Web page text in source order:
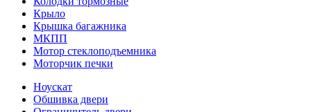
Крыло
Крышка багажника
МКПП
Мотор стеклоподъемника
Моторчик печки
Ноускат
Обшивка двери